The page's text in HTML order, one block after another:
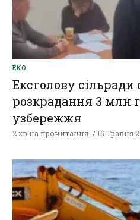
ЕКО
Ексголову
розкрадання 3 млн
узбережжя
2 хв на прочитання 15 Травня